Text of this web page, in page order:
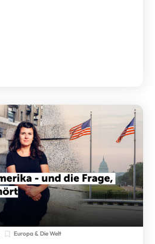
Europa & Die Welt